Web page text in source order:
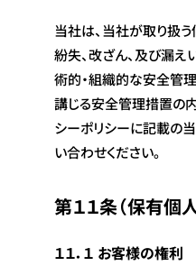
当社は、当社が取り扱
紛失、改ざん、及び漏え
術的・組織的な安全管
講じる安全管理措置の
シーポリシーに記載の
い合わせください。
第１１条（保有個
１１．１ お客様の権利